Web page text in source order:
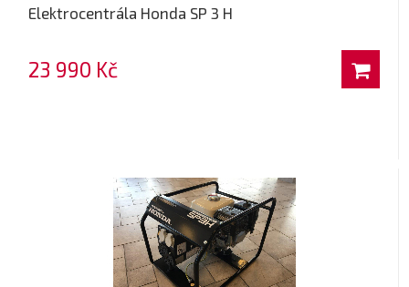
Elektrocentrála Honda SP 3 H
23 990 Kč